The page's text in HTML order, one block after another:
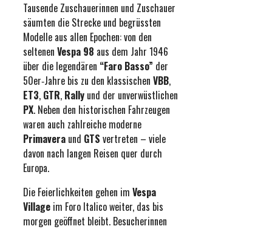
Tausende Zuschauerinnen und Zuschauer
säumten die Strecke und begrüssten
Modelle aus allen Epochen: von den
seltenen Vespa 98 aus dem Jahr 1946
über die legendären “Faro Basso” der
50er‑Jahre bis zu den klassischen VBB,
ET3, GTR, Rally und der unverwüstlichen
PX. Neben den historischen Fahrzeugen
waren auch zahlreiche moderne
Primavera und GTS vertreten – viele
davon nach langen Reisen quer durch
Europa.
Die Feierlichkeiten gehen im Vespa
Village im Foro Italico weiter, das bis
morgen geöffnet bleibt. Besucherinnen